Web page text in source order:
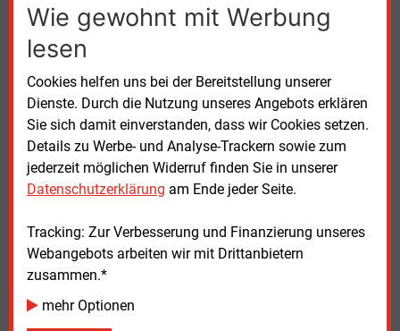
Wie gewohnt mit Werbung
lesen
Cookies helfen uns bei der Bereitstellung unserer
Dienste. Durch die Nutzung unseres Angebots erklären
Sie sich damit einverstanden, dass wir Cookies setzen.
Details zu Werbe- und Analyse-Trackern sowie zum
jederzeit möglichen Widerruf finden Sie in unserer
Datenschutzerklärung am Ende jeder Seite.
Tracking: Zur Verbesserung und Finanzierung unseres
Webangebots arbeiten wir mit Drittanbietern
zusammen.*
mehr Optionen
Fernwärmeverbundsystem ermöglicht es,
Einzelfeuerungsanlagen durch effiziente Lösungen
zu ersetzen.“ Die Einbindung der Abwärme aus Leuna
leiste dabei nicht nur einen Beitrag zur
Emissionsreduzierung, sondern auch zur
langfristigen Kostenstabilität, da keine Brennstoffe
eingesetzt werden müssen.
Im Sommer 2021 konnte als erster Meilenstein ein
in Leuna geschlossen werden, der die Eckpunkte der
gemeinsamen Lösung regelt. Im Zentrum steht eine
Verbindungstrasse vom Industriestandort Leuna bis
Wärmemenge entspricht rund 38